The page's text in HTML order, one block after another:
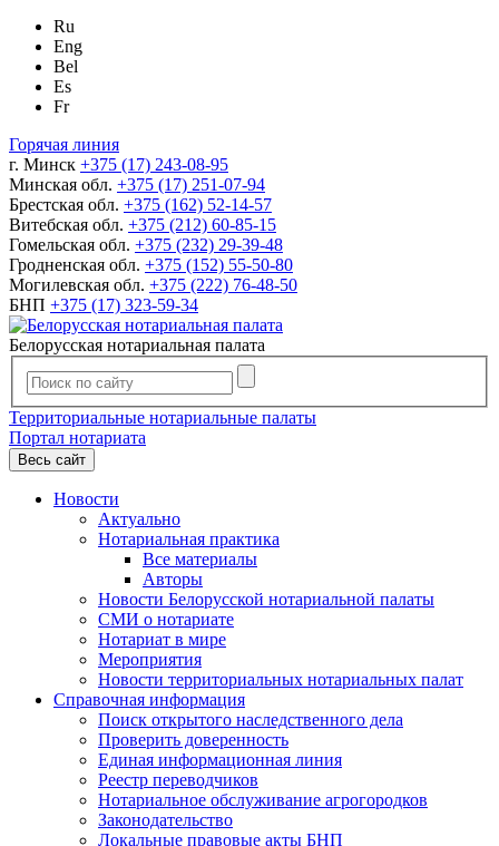
Ru
Eng
Bel
Es
Fr
Горячая линия
г. Минск +375 (17) 243-08-95
Минская обл. +375 (17) 251-07-94
Брестская обл. +375 (162) 52-14-57
Витебская обл. +375 (212) 60-85-15
Гомельская обл. +375 (232) 29-39-48
Гродненская обл. +375 (152) 55-50-80
Могилевская обл. +375 (222) 76-48-50
БНП +375 (17) 323-59-34
Белорусская нотариальная палата
Территориальные нотариальные палаты
Портал нотариата
Весь сайт
Новости
Актуально
Нотариальная практика
Все материалы
Авторы
Новости Белорусской нотариальной палаты
СМИ о нотариате
Нотариат в мире
Мероприятия
Новости территориальных нотариальных палат
Справочная информация
Поиск открытого наследственного дела
Проверить доверенность
Единая информационная линия
Реестр переводчиков
Нотариальное обслуживание агрогородков
Законодательство
Локальные правовые акты БНП